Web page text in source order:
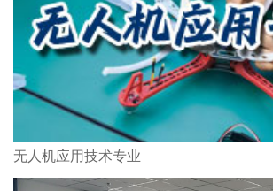
无人机应用技术专业